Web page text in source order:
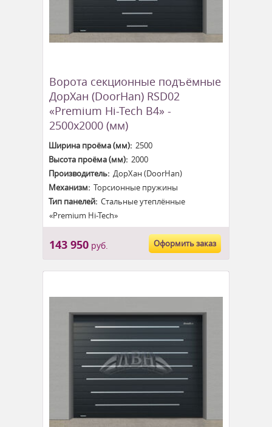
Ворота секционные подъёмные
ДорХан (DoorHan) RSD02
«Premium Hi-Tech B4» -
2500x2000 (мм)
Ширина проёма (мм):2500
Высота проёма (мм):2000
Производитель:ДорХан (DoorHan)
Механизм:Торсионные пружины
Тип панелей:Стальные утеплённые
«Premium Hi-Tech»
143 950руб. Оформить заказ